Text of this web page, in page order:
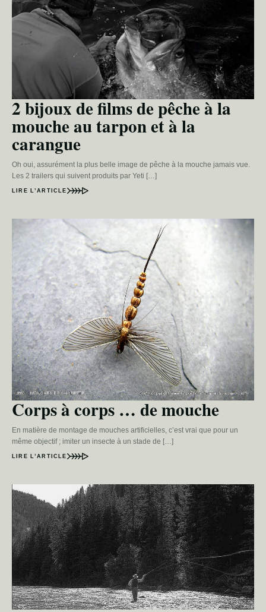
2 bijoux de films de pêche à la
mouche au tarpon et à la
carangue
Oh oui, assurément la plus belle image de pêche à la mouche jamais vue.
Les 2 trailers qui suivent produits par Yeti […]
LIRE L’ARTICLE
Corps à corps … de mouche
En matière de montage de mouches artificielles, c’est vrai que pour un
même objectif ; imiter un insecte à un stade de […]
LIRE L’ARTICLE